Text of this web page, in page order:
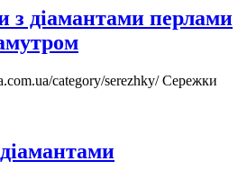
з діамантами перлами
category/serezhky/Сережки